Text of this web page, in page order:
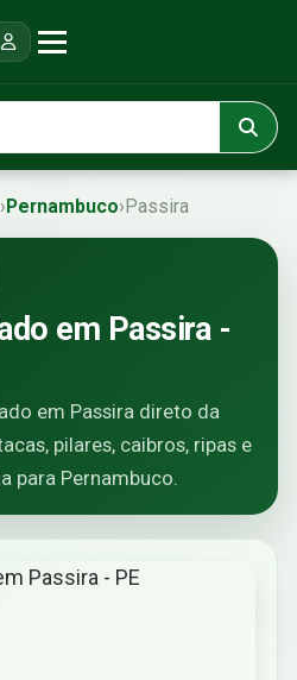
›Pernambuco›Passira
em Passira -
em Passira direto da
pilares, caibros, ripas e
para Pernambuco.